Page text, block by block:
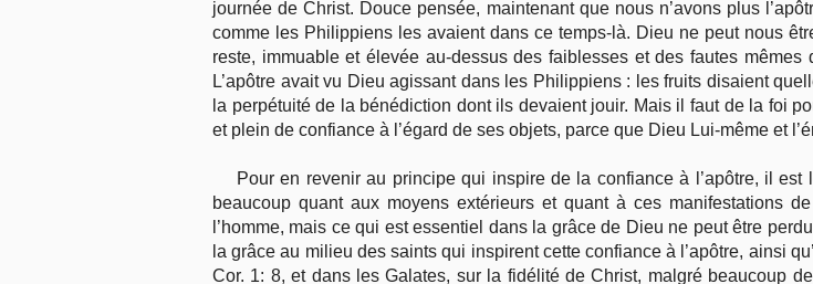
journée de Christ. Douce pensée, maintenant que nous n’avons plus
comme les Philippiens les avaient dans ce temps-là. Dieu ne peut nous
reste, immuable et élevée au-dessus des faiblesses et des fautes
L’apôtre avait vu Dieu agissant dans les Philippiens : les fruits disaient
la perpétuité de la bénédiction dont ils devaient jouir. Mais il faut de la foi
et plein de confiance à l’égard de ses objets, parce que Dieu Lui-même et
Pour en revenir au principe qui inspire de la confiance à l’apôtre, il
beaucoup quant aux moyens extérieurs et quant à ces manifestations
l’homme, mais ce qui est essentiel dans la grâce de Dieu ne peut être
la grâce au milieu des saints qui inspirent cette confiance à l’apôtre, ainsi
Cor. 1: 8, et dans les Galates, sur la fidélité de Christ, malgré beaucoup